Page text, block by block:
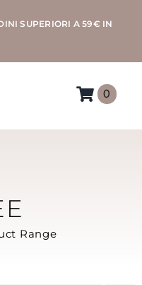
SUPERIORI A 59€ IN
0
Range